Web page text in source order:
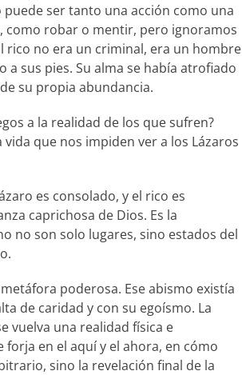
ser tanto una acción como una
como robar o mentir, pero ignoramos
rico no era un criminal, era un hombre
sus pies. Su alma se había atrofiado
su propia abundancia.
a la realidad de los que sufren?
que nos impiden ver a los Lázaros
es consolado, y el rico es
caprichosa de Dios. Es la
no son solo lugares, sino estados del
poderosa. Ese abismo existía
de caridad y con su egoísmo. La
vuelva una realidad física e
en el aquí y el ahora, en cómo
sino la revelación final de la